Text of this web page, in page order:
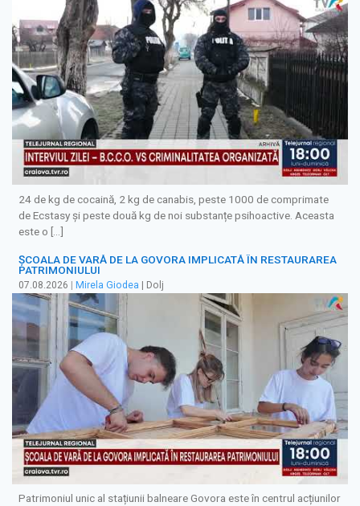
24 de kg de cocaină, 2 kg de canabis, peste 1000 de comprimate
de Ecstasy și peste două kg de noi substanțe psihoactive. Aceasta
este o […]
ȘCOALA DE VARĂ DE LA GOVORA IMPLICATĂ ÎN RESTAURAREA
PATRIMONIULUI
07.08.2026 | Mirela Giodea | Dolj
Patrimoniul unic al stațiunii balneare Govora este în centrul acțiunilor